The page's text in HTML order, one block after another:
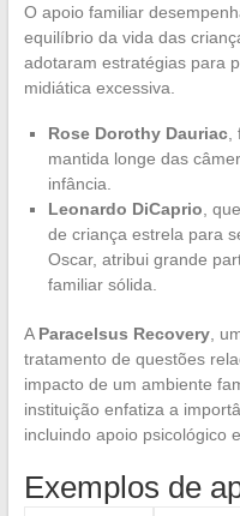
O apoio familiar
equilíbrio da vida das
adotaram estratégias para
midiática excessiva.
Rose Dorothy Dauriac,
mantida longe das
infância.
Leonardo DiCaprio,
de criança estrela para
Oscar, atribui grande
familiar sólida.
A Paracelsus Recovery,
tratamento de questões
impacto de um ambiente
instituição enfatiza a
incluindo apoio psicológico
Exemplos de